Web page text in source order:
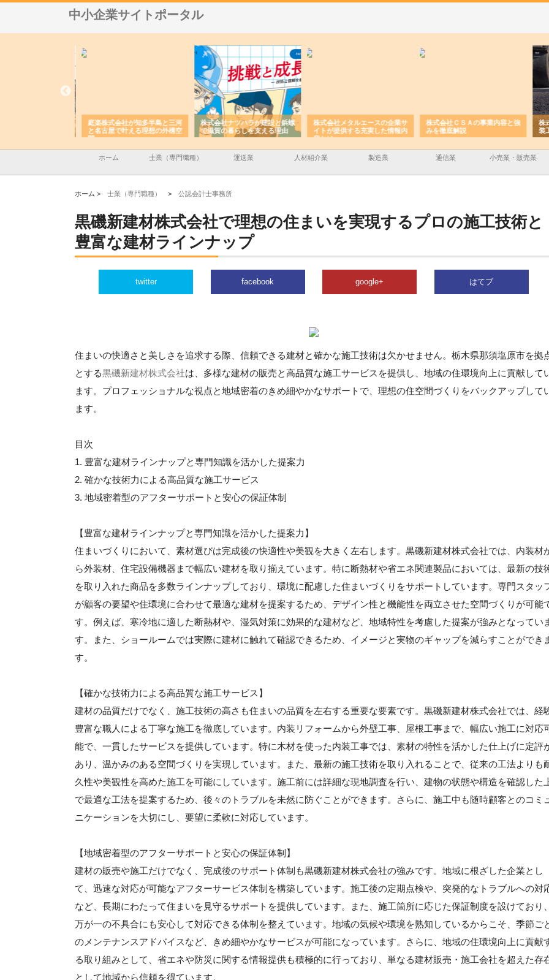
中小企業サイトポータル
庭楽株式会社が知多半島と三河
と名古屋で叶える理想の外構空
間
株式会社ナツハラが建設と鋲螺
で滋賀の暮らしを支える理由
株式会社メタルエースの企業サ
イトが提供する充実した情報内
容とは
株式会社ＣＳＡの事業内容と強
みを徹底解説
株
装
ホーム 士業（専門職種） 運送業 人材紹介業 製造業 通信業 小売業・販売業
ホーム > 士業（専門職種） > 公認会計士事務所
黒磯新建材株式会社で理想の住まいを実現するプロの施工技術と
豊富な建材ラインナップ
twitter facebook google+ はてブ
住まいの快適さと美しさを追求する際、信頼できる建材と確かな施工技術は欠かせません。栃木県那須塩原市を拠
とする黒磯新建材株式会社は、多様な建材の販売と高品質な施工サービスを提供し、地域の住環境向上に貢献して
ます。プロフェッショナルな視点と地域密着のきめ細やかなサポートで、理想の住空間づくりをバックアップして
ます。
目次
1. 豊富な建材ラインナップと専門知識を活かした提案力
2. 確かな技術力による高品質な施工サービス
3. 地域密着型のアフターサポートと安心の保証体制
【豊富な建材ラインナップと専門知識を活かした提案力】
住まいづくりにおいて、素材選びは完成後の快適性や美観を大きく左右します。黒磯新建材株式会社では、内装材
ら外装材、住宅設備機器まで幅広い建材を取り揃えています。特に断熱材や省エネ関連製品においては、最新の技
を取り入れた商品を多数ラインナップしており、環境に配慮した住まいづくりをサポートしています。専門スタッ
が顧客の要望や住環境に合わせて最適な建材を提案するため、デザイン性と機能性を両立させた空間づくりが可能
す。例えば、寒冷地に適した断熱材や、湿気対策に効果的な建材など、地域特性を考慮した提案が強みとなってい
す。また、ショールームでは実際に建材に触れて確認できるため、イメージと実物のギャップを減らすことができ
す。
【確かな技術力による高品質な施工サービス】
建材の品質だけでなく、施工技術の高さも住まいの品質を左右する重要な要素です。黒磯新建材株式会社では、経
豊富な職人による丁寧な施工を徹底しています。内装リフォームから外壁工事、屋根工事まで、幅広い施工に対応
能で、一貫したサービスを提供しています。特に木材を使った内装工事では、素材の特性を活かした仕上げに定評
あり、温かみのある空間づくりを実現しています。また、最新の施工技術を取り入れることで、従来の工法よりも
久性や美観性を高めた施工を可能にしています。施工前には詳細な現地調査を行い、建物の状態や構造を確認した
で最適な工法を提案するため、後々のトラブルを未然に防ぐことができます。さらに、施工中も随時顧客とのコミ
ニケーションを大切にし、要望に柔軟に対応しています。
【地域密着型のアフターサポートと安心の保証体制】
建材の販売や施工だけでなく、完成後のサポート体制も黒磯新建材株式会社の強みです。地域に根ざした企業とし
て、迅速な対応が可能なアフターサービス体制を構築しています。施工後の定期点検や、突発的なトラブルへの対
など、長期にわたって住まいを見守るサポートを提供しています。また、施工箇所に応じた保証制度を設けており、
万が一の不具合にも安心して対応できる体制を整えています。地域の気候や環境を熟知しているからこそ、季節ご
のメンテナンスアドバイスなど、きめ細やかなサービスが可能になっています。さらに、地域の住環境向上に貢献
る取り組みとして、省エネや防災に関する情報提供も積極的に行っており、単なる建材販売・施工会社を超えた存
として地域から信頼を得ています。